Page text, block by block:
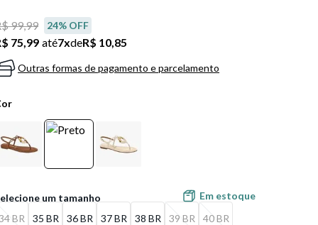
99,99 24% OFF
75,99 até7xdeR$ 10,85
Outras formas de pagamento e parcelamento
BR 35 BR 36 BR 37 BR 38 BR 39 BR 40 BR
Em estoque